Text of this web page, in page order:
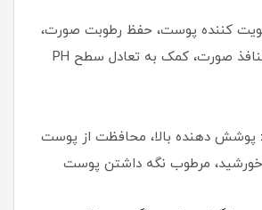
کننده پوست، حفظ رطوبت صورت،
کوچک کردن منافذ صورت، کمک به تعادل سطح PH
پوشش دهنده بالا، محافظت از پوست
خورشید، مرطوب نگه داشتن پوست